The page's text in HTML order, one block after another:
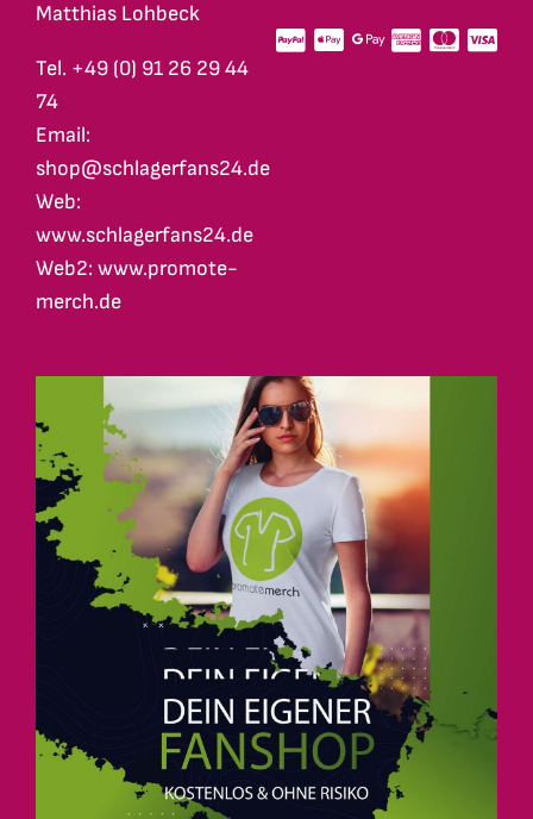
Matthias Lohbeck
Tel. +49 (0) 91 26 29 44
74
Email:
shop@schlagerfans24.de
Web:
www.schlagerfans24.de
Web2: www.promote-
merch.de